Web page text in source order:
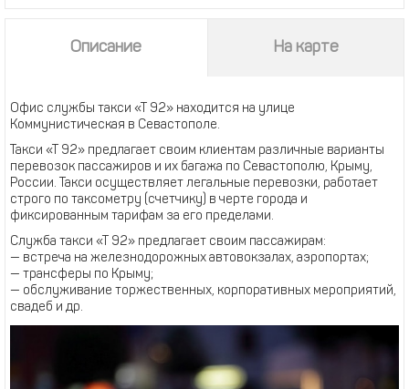
Описание На карте
Офис службы такси «Т 92» находится на улице
Коммунистическая в Севастополе.
Такси «Т 92» предлагает своим клиентам различные варианты
перевозок пассажиров и их багажа по Севастополю, Крыму,
России. Такси осуществляет легальные перевозки, работает
строго по таксометру (счетчику) в черте города и
фиксированным тарифам за его пределами.
Служба такси «Т 92» предлагает своим пассажирам:
— встреча на железнодорожных автовокзалах, аэропортах;
— трансферы по Крыму;
— обслуживание торжественных, корпоративных мероприятий,
свадеб и др.